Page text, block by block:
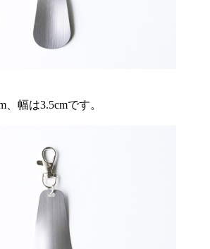
幅は3.5cmです。